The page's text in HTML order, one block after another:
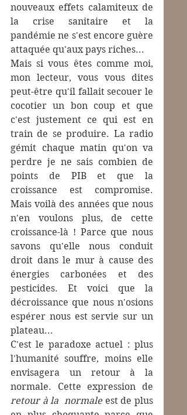
nouveaux effets calamiteux de
la crise sanitaire et la
pandémie ne s'est encore guère
attaquée qu'aux pays riches...
Mais si vous êtes comme moi,
mon lecteur, vous vous dites
peut-être qu'il fallait secouer le
cocotier un bon coup et que
c'est justement ce qui est en
train de se produire. La radio
gémit chaque matin qu'on va
perdre je ne sais combien de
points de PIB et que la
croissance est compromise.
Mais voilà des années que nous
n'en voulons plus, de cette
croissance-là ! Parce que nous
savons qu'elle nous conduit
droit dans le mur à cause des
énergies carbonées et des
pesticides. Et voici que la
décroissance que nous n'osions
espérer nous est servie sur un
plateau...
C'est le paradoxe actuel : plus
l'humanité souffre, moins elle
envisagera un retour à la
retour à la  normale est de plus